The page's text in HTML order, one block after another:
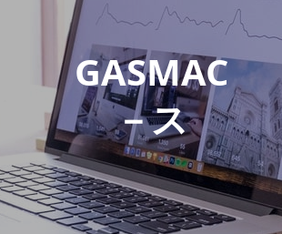
GASMAC
スタッフブログ